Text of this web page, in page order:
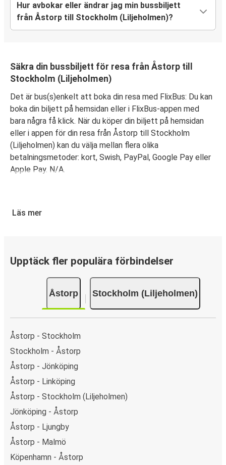
Hur avbokar eller ändrar jag min bussbiljett
från Åstorp till Stockholm (Liljeholmen)?
Säkra din bussbiljett för resa från Åstorp till
Stockholm (Liljeholmen)
Det är bus(s)enkelt att boka din resa med FlixBus: Du kan
boka din biljett på hemsidan eller i FlixBus-appen med
bara några få klick. När du köper din biljett på hemsidan
eller i appen för din resa från Åstorp till Stockholm
(Liljeholmen) kan du välja mellan flera olika
betalningsmetoder: kort, Swish, PayPal, Google Pay eller
Apple Pay. N/A.
Läs mer
Upptäck fler populära förbindelser
Åstorp Stockholm (Liljeholmen)
Åstorp - Stockholm
Stockholm - Åstorp
Åstorp - Jönköping
Åstorp - Linköping
Åstorp - Stockholm (Liljeholmen)
Jönköping - Åstorp
Åstorp - Ljungby
Åstorp - Malmö
Köpenhamn - Åstorp